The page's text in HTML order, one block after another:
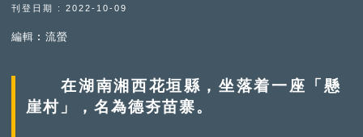
刊登日期 : 2022-10-09
編輯︰流螢
在湖南湘西花垣縣，坐落着一座「懸
崖村」，名為德夯苗寨。